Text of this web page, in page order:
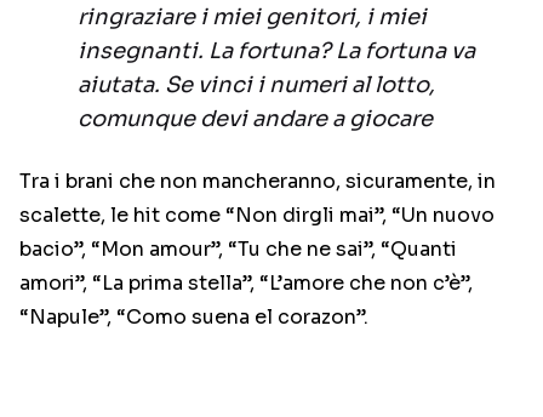
ringraziare i miei genitori, i miei
insegnanti. La fortuna? La fortuna va
aiutata. Se vinci i numeri al lotto,
comunque devi andare a giocare
Tra i brani che non mancheranno, sicuramente, in
scalette, le hit come “Non dirgli mai”, “Un nuovo
bacio”, “Mon amour”, “Tu che ne sai”, “Quanti
amori”, “La prima stella”, “L’amore che non c’è”,
“Napule”, “Como suena el corazon”.